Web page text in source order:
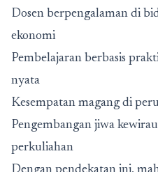
Dosen berpengalaman di
ekonomi
Pembelajaran berbasis
nyata
Kesempatan magang di
Pengembangan jiwa
perkuliahan